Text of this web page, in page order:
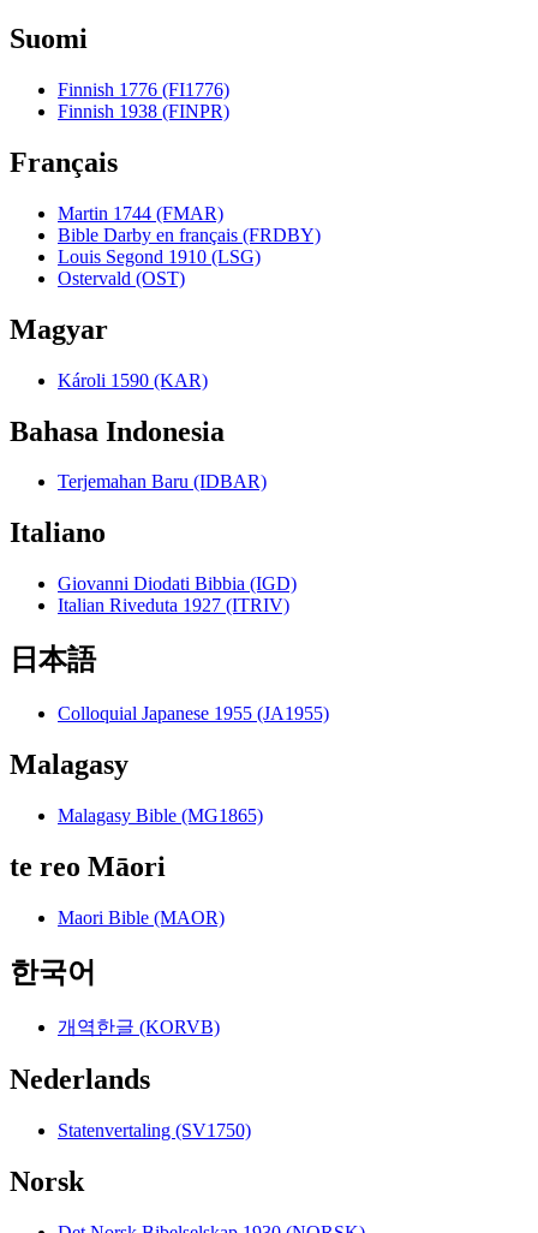
Suomi
Finnish 1776 (FI1776)
Finnish 1938 (FINPR)
Français
Martin 1744 (FMAR)
Bible Darby en français (FRDBY)
Louis Segond 1910 (LSG)
Ostervald (OST)
Magyar
Károli 1590 (KAR)
Bahasa Indonesia
Terjemahan Baru (IDBAR)
Italiano
Giovanni Diodati Bibbia (IGD)
Italian Riveduta 1927 (ITRIV)
日本語
Colloquial Japanese 1955 (JA1955)
Malagasy
Malagasy Bible (MG1865)
te reo Māori
Maori Bible (MAOR)
한국어
개역한글 (KORVB)
Nederlands
Statenvertaling (SV1750)
Norsk